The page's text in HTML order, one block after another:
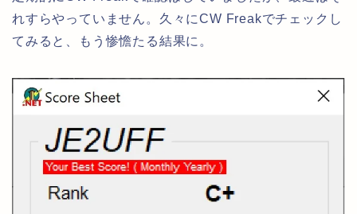
れすらやっていません。久々にCW Freakでチェックし
てみると、もう惨憺たる結果に。